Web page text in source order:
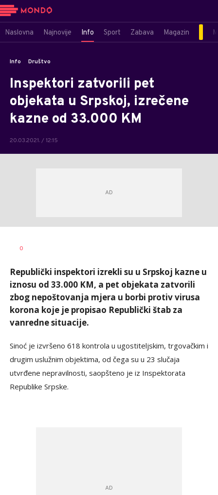
Naslovna Najnovije Info Sport Zabava Magazin
Info Društvo
Inspektori zatvorili pet
objekata u Srpskoj, izrečene
kazne od 33.000 KM
20.03.2021. / 12:15
AUTOR
0
Republički inspektori izrekli su u Srpskoj kazne u
iznosu od 33.000 KM, a pet objekata zatvorili
zbog nepoštovanja mjera u borbi protiv virusa
korona koje je propisao Republički štab za
vanredne situacije.
Sinoć je izvršeno 618 kontrola u ugostiteljskim, trgovačkim i
drugim uslužnim objektima, od čega su u 23 slučaja
utvrđene nepravilnosti, saopšteno je iz Inspektorata
Republike Srpske.